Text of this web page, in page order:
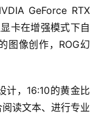
GeForce RTX
卡在增强模式下自
图像创作，ROG幻
计，16:10的黄金比
读文本、进行专业